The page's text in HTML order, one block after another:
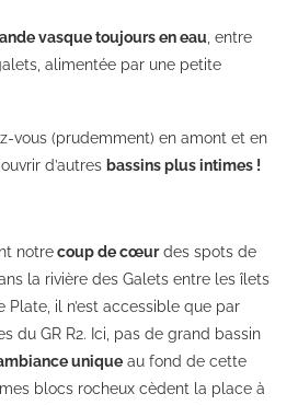
vasque toujours en eau , entre
alimentée par une petite
vous (prudemment) en amont et en
d’autres bassins plus intimes !
notrecoup de cœurdes spots de
la rivière des Galets entre les îlets
Plate, il n’est accessible que par
du GR R2. Ici, pas de grand bassin
unique au fond de cette
blocs rocheux cèdent la place à